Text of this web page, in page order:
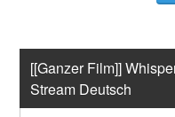
[[Ganzer Film]]
Stream Deutsch